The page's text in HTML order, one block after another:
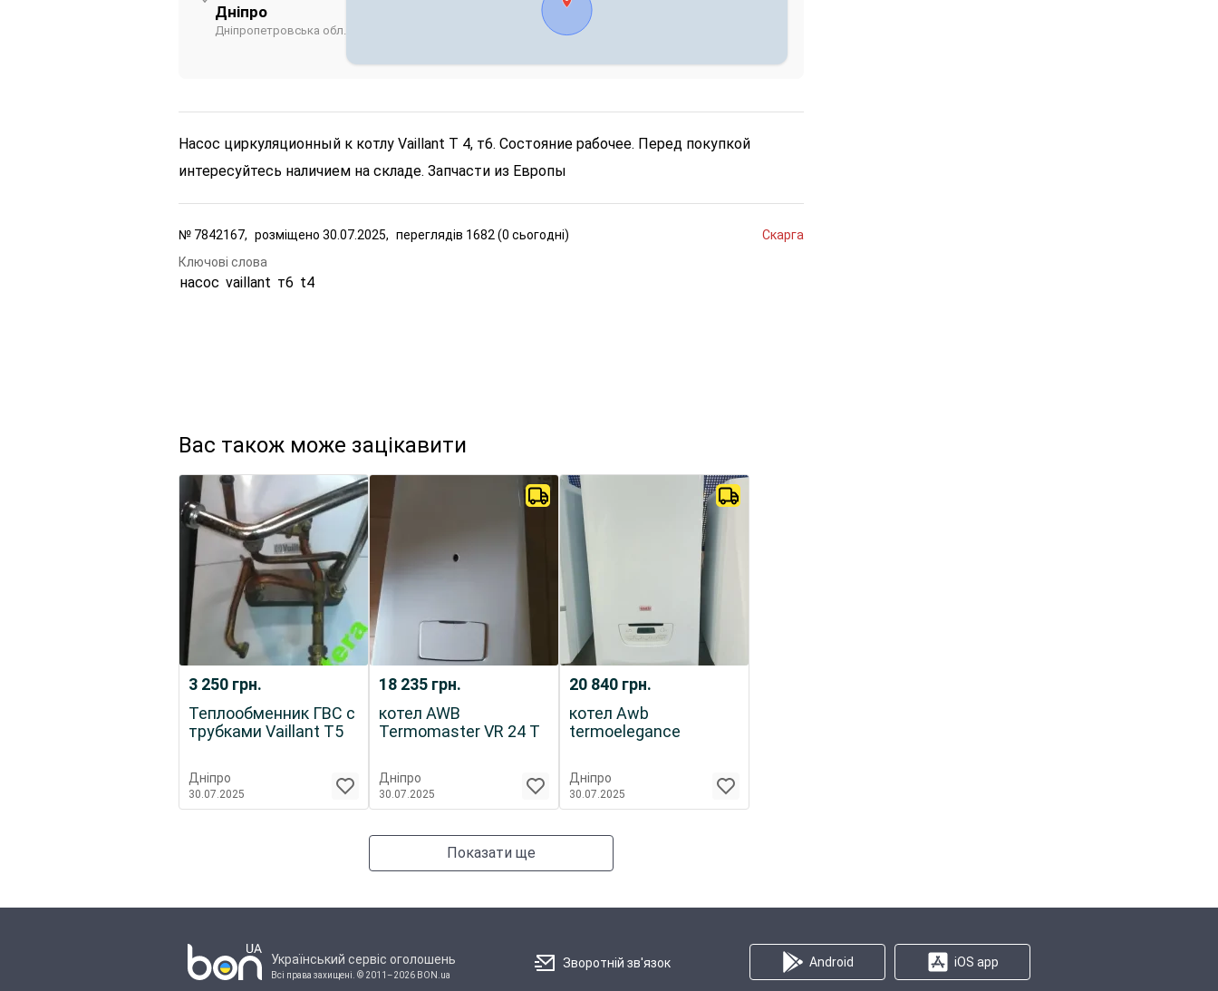
Дніпро
Дніпропетровська обл.
Насос циркуляционный к котлу Vaillant T 4, т6. Состояние рабочее. Перед покупкой
интересуйтесь наличием на складе. Запчасти из Европы
№ 7842167, розміщено 30.07.2025, переглядів 1682 (0 сьогодні)
Скарга
Ключові слова
насос vaillant т6 t4
Вас також може зацікавити
3 250 грн.
Теплообменник ГВС с
трубками Vaillant T5
Дніпро
30.07.2025
18 235 грн.
котел AWB
Termomaster VR 24 T
Дніпро
30.07.2025
20 840 грн.
котел Awb
termoelegance
Дніпро
30.07.2025
Показати ще
Український сервіс оголошень
Всі права захищені. © 2011–2026 BON.ua
Зворотній зв'язок Android iOS app